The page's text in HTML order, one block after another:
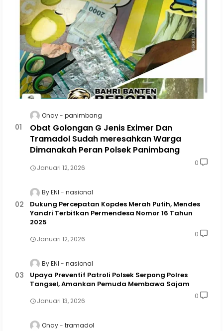
Onay panimbang
Obat Golongan G Jenis Eximer Dan
Tramadol Sudah meresahkan Warga
Dimanakah Peran Polsek Panimbang
Januari 12, 2026
0
By ENI nasional
Dukung Percepatan Kopdes Merah Putih, Mendes
Yandri Terbitkan Permendesa Nomor 16 Tahun
2025
Januari 12, 2026
0
By ENI nasional
Upaya Preventif Patroli Polsek Serpong Polres
Tangsel, Amankan Pemuda Membawa Sajam
Januari 13, 2026
0
Onay tramadol